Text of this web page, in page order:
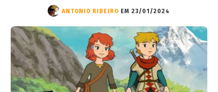
ANTONIO RIBEIRO EM 23/01/2024